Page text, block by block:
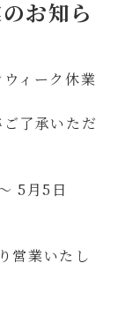
お知ら
ィーク 休業
了承いただ
5月5日
営業いたし